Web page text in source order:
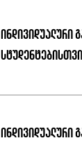
ინდივიდუალური
ინდივიდუალური